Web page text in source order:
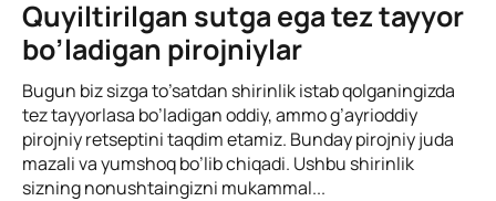
Quyiltirilgan sutga ega tez tayyor
bo’ladigan pirojniylar
Bugun biz sizga to’satdan shirinlik istab qolganingizda
tez tayyorlasa bo’ladigan oddiy, ammo g’ayrioddiy
pirojniy retseptini taqdim etamiz. Bunday pirojniy juda
mazali va yumshoq bo’lib chiqadi. Ushbu shirinlik
sizning nonushtaingizni mukammal...